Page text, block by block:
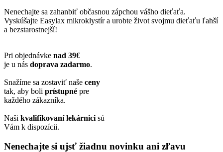
Nenechajte sa zahanbiť občasnou zápchou vášho dieťaťa.
Vyskúšajte Easylax mikroklystír a urobte život svojmu dieťaťu ľahší
a bezstarostnejší!
Pri objednávke nad 39€
je u nás doprava zadarmo.
Snažíme sa zostaviť naše ceny
tak, aby boli prístupné pre
každého zákazníka.
Naši kvalifikovaní lekárnici sú
Vám k dispozícii.
Nenechajte si ujsť žiadnu novinku ani zľavu